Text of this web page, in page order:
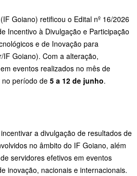
Goiano) retificou o Edital nº 16/2026
Incentivo à Divulgação e Participação
e de Inovação para
Goiano). Com a alteração,
eventos realizados no mês de
período de 5 a 12 de junho.
a divulgação de resultados de
no âmbito do IF Goiano, além
servidores efetivos em eventos
inovação, nacionais e internacionais.